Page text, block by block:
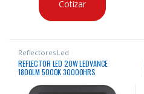
Cotizar
Reflectores Led
REFLECTOR LED 20W LEDVANCE
1800LM 5000K 30000HRS